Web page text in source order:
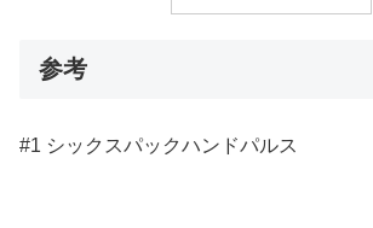
参考
#1 シックスパックハンドパルス